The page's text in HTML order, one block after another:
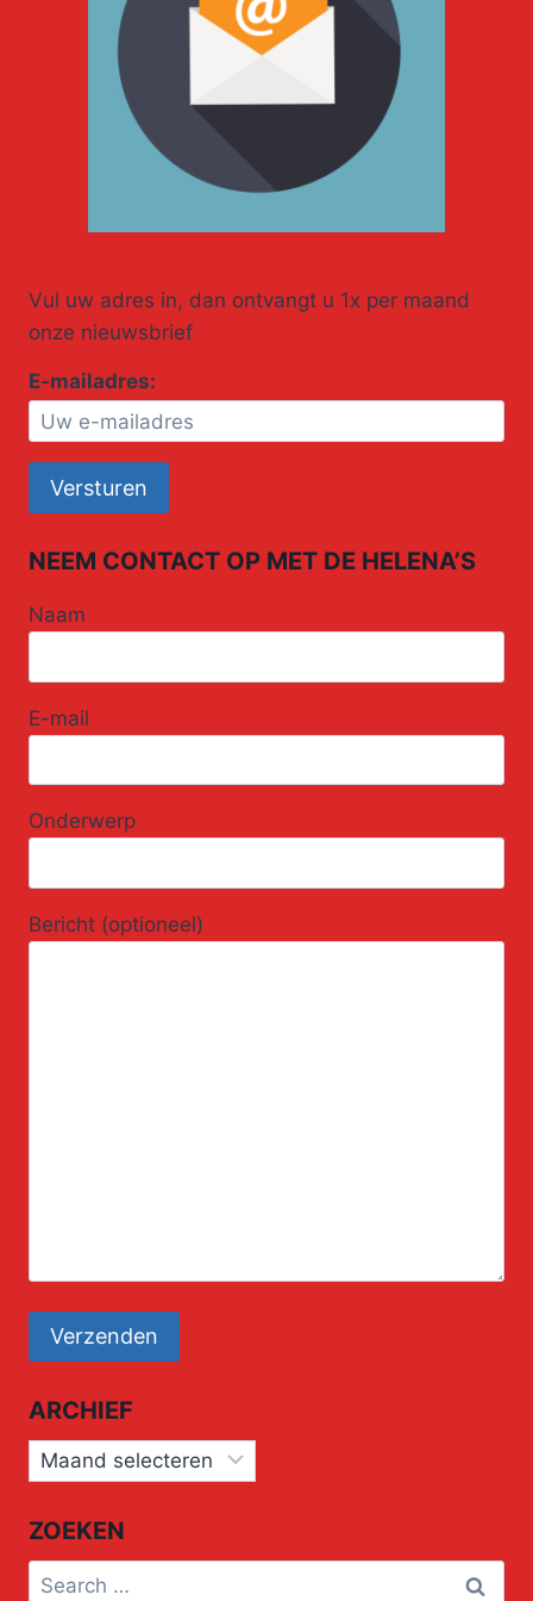
Vul uw adres in, dan ontvangt u 1x per maand
onze nieuwsbrief
E-mailadres:
NEEM CONTACT OP MET DE HELENA’S
Naam
E-mail
Onderwerp
Bericht (optioneel)
ARCHIEF
Archief
ZOEKEN
Search